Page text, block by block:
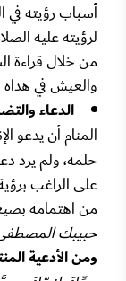
أسباب رؤيته في
لرؤيته عليه
من خلال قراءة
والعيش في هداه
الدعاء
المنام أن يدعو
حلمه، ولم يرد
على الراغب
من اهتمامه
حبيبك
ومن الأدعية